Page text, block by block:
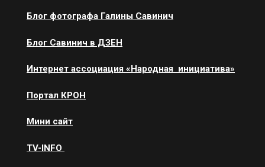
Блог фотографа Галины Савинич
Блог Савинич в ДЗЕН
Интернет ассоциация «Народная инициатива»
Портал КРОН
Мини сайт
ТV-INFO